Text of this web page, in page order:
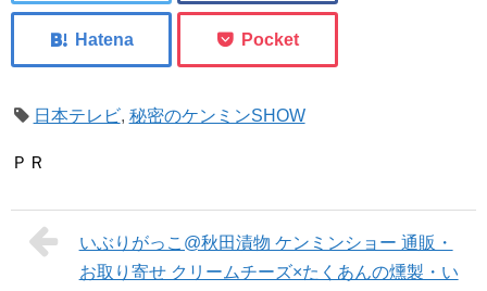
日本テレビ, 秘密のケンミンSHOW
ＰＲ
いぶりがっこ@秋田漬物 ケンミンショー 通販・
お取り寄せ クリームチーズ×たくあんの燻製・い